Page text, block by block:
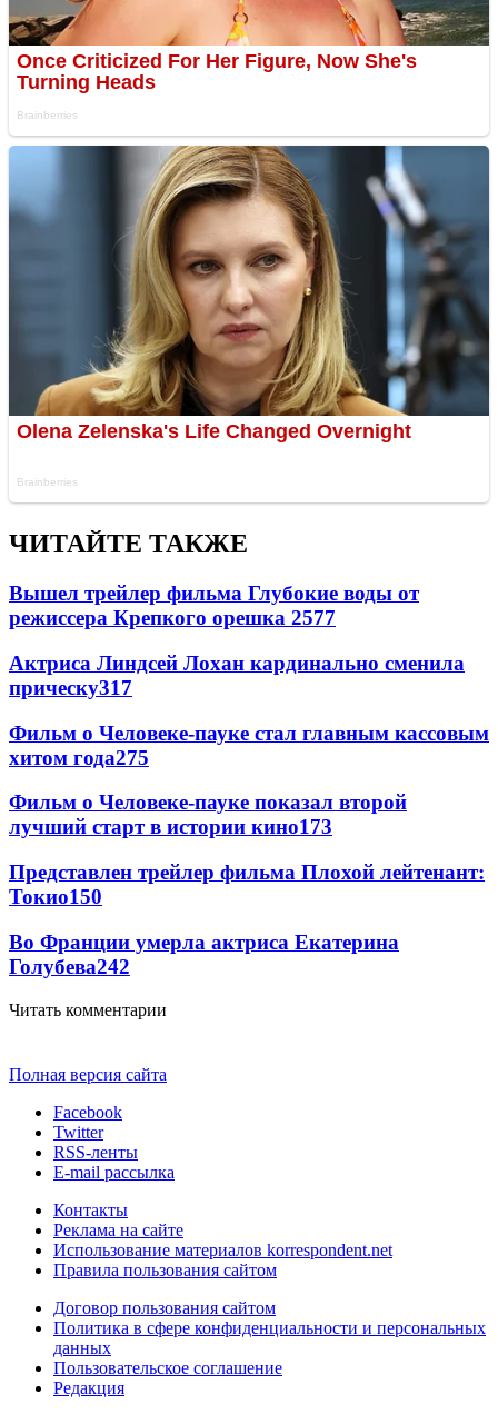
ЧИТАЙТЕ ТАКЖЕ
Вышел трейлер фильма Глубокие воды от
режиссера Крепкого орешка 2577
Актриса Линдсей Лохан кардинально сменила
прическу317
Фильм о Человеке-пауке стал главным кассовым
хитом года275
Фильм о Человеке-пауке показал второй
лучший старт в истории кино173
Представлен трейлер фильма Плохой лейтенант:
Токио150
Во Франции умерла актриса Екатерина
Голубева242
Читать комментарии
Полная версия сайта
Facebook
Twitter
RSS-ленты
E-mail рассылка
Контакты
Реклама на сайте
Использование материалов korrespondent.net
Правила пользования сайтом
Договор пользования сайтом
Политика в сфере конфиденциальности и персональных
данных
Пользовательское соглашение
Редакция